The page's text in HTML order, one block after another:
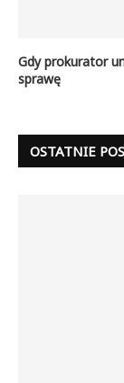
Gdy prokurator
sprawę
OSTATNIE